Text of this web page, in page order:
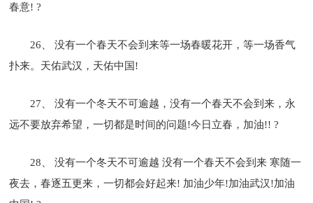
春意! ?
26、 没有一个春天不会到来等一场春暖花开，等一场香气
扑来。天佑武汉，天佑中国!
27、 没有一个冬天不可逾越，没有一个春天不会到来，永
远不要放弃希望，一切都是时间的问题!今日立春，加油!! ?
28、 没有一个冬天不可逾越 没有一个春天不会到来 寒随一
夜去，春逐五更来，一切都会好起来! 加油少年!加油武汉!加油